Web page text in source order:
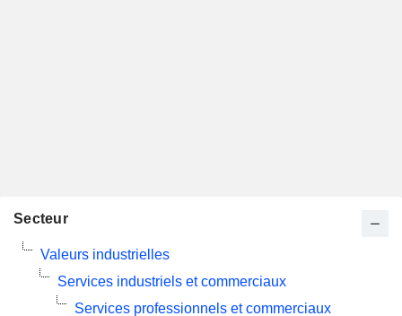
Secteur
Valeurs industrielles
Services industriels et commerciaux
Services professionnels et commerciaux